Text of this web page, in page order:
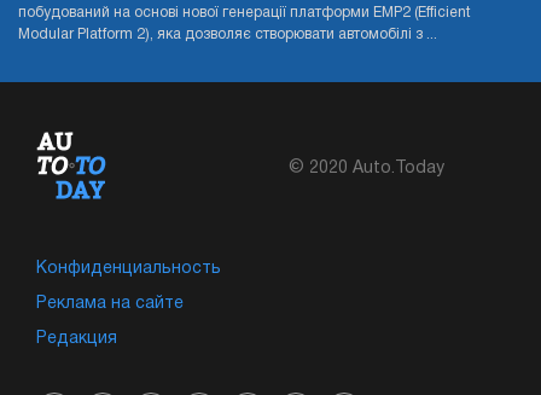
побудований на основі нової генерації платформи EMP2 (Efficient
Modular Platform 2), яка дозволяє створювати автомобілі з ...
© 2020 Auto.Today
Конфиденциальность
Реклама на сайте
Редакция